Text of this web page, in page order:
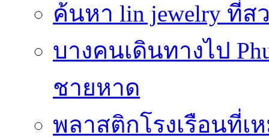
ค้นหา lin jewelry ที่
บางคนเดินทางไป
ชายหาด
พลาสติกโรงเรือนที่เ